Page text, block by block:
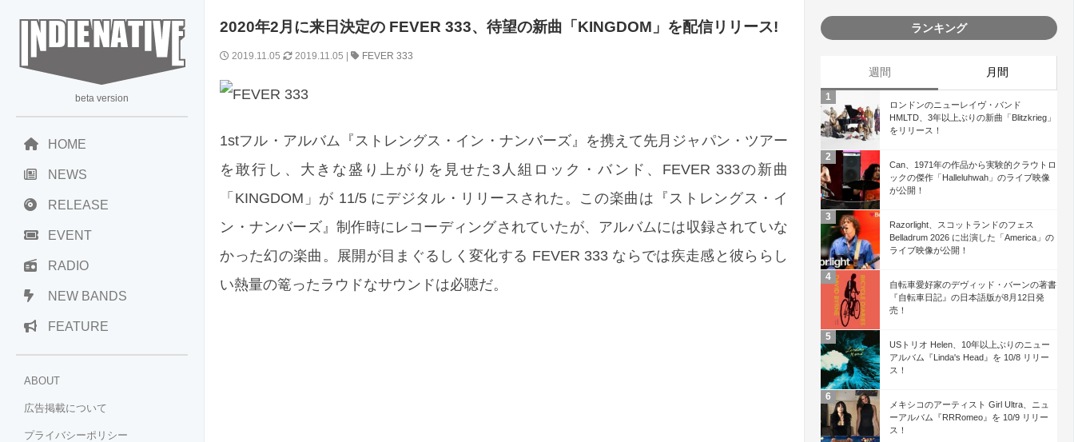
beta version
HOME
NEWS
RELEASE
EVENT
RADIO
NEW BANDS
FEATURE
ABOUT
広告掲載について
プライバシーポリシー
2020年2月に来日決定の FEVER 333、待望の新曲「KINGDOM」を配信リリース!
2019.11.05 2019.11.05 | FEVER 333
1stフル・アルバム『ストレングス・イン・ナンバーズ』を携えて先月ジャパン・ツアー
を敢行し、大きな盛り上がりを見せた3人組ロック・バンド、FEVER 333の新曲
「KINGDOM」が 11/5 にデジタル・リリースされた。この楽曲は『ストレングス・イ
ン・ナンバーズ』制作時にレコーディングされていたが、アルバムには収録されていな
かった幻の楽曲。展開が目まぐるしく変化する FEVER 333 ならでは疾走感と彼ららし
い熱量の篭ったラウドなサウンドは必聴だ。
ランキング
週間 月間
ロンドンのニューレイヴ・バンド
HMLTD、3年以上ぶりの新曲「Blitzkrieg」
をリリース！
Can、1971年の作品から実験的クラウトロ
ックの傑作「Halleluhwah」のライブ映像
が公開！
Razorlight、スコットランドのフェス
Belladrum 2026 に出演した「America」の
ライブ映像が公開！
自転車愛好家のデヴィッド・バーンの著書
『自転車日記』の日本語版が8月12日発
売！
USトリオ Helen、10年以上ぶりのニュー
アルバム『Linda's Head』を 10/8 リリー
ス！
メキシコのアーティスト Girl Ultra、ニュ
ーアルバム『RRRomeo』を 10/9 リリー
ス！